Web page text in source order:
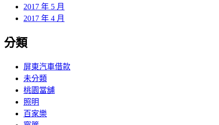
2017 年 5 月
2017 年 4 月
分類
屏東汽車借款
未分類
桃園當舖
照明
百家樂